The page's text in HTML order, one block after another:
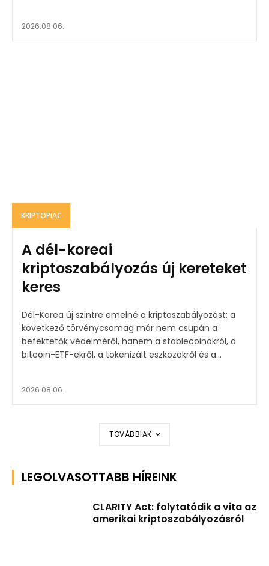
2026.08.06.
KRIPTOPIAC
A dél-koreai
kriptoszabályozás új kereteket
keres
Dél-Korea új szintre emelné a kriptoszabályozást: a
következő törvénycsomag már nem csupán a
befektetők védelméről, hanem a stablecoinokról, a
bitcoin-ETF-ekről, a tokenizált eszközökről és a...
2026.08.06.
TOVÁBBIAK
LEGOLVASOTTABB HÍREINK
CLARITY Act: folytatódik a vita az
amerikai kriptoszabályozásról